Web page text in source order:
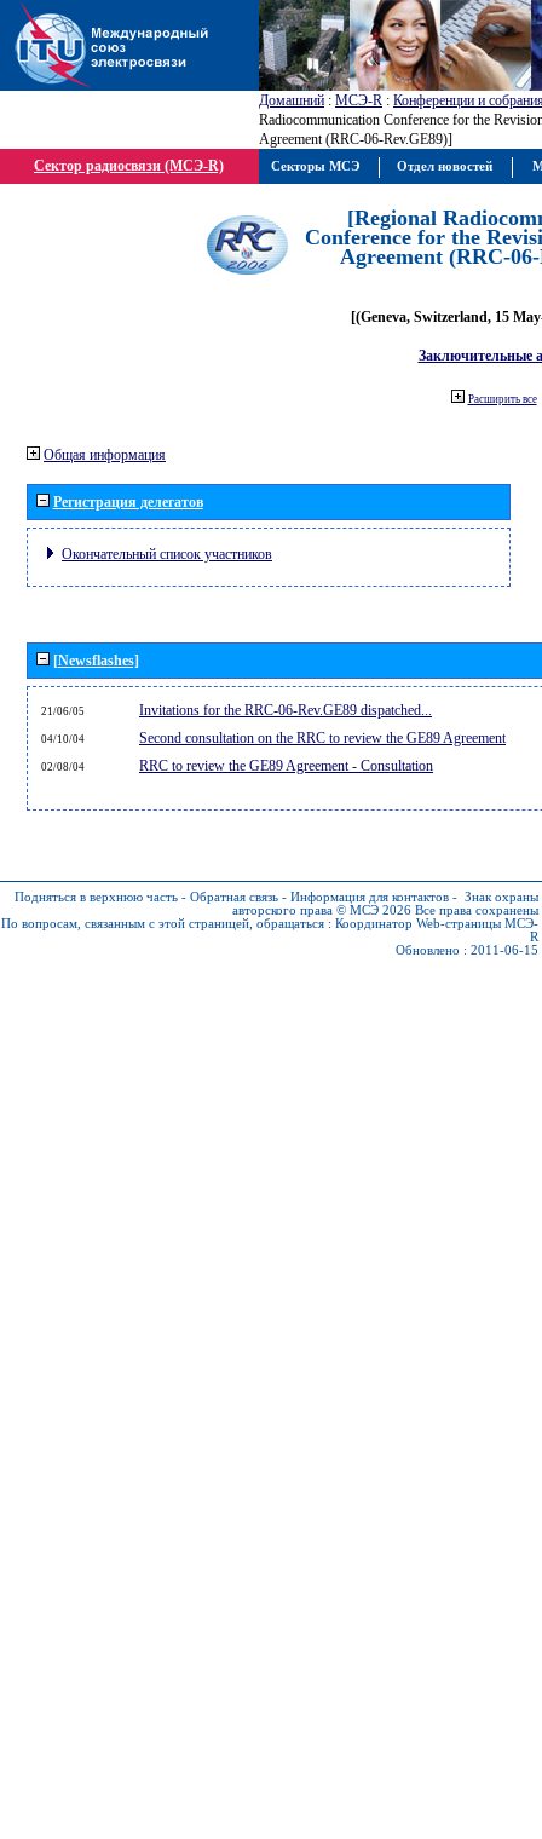
Домашний : МСЭ-R : Конференции и
Radiocommunication Conference for the
Agreement (RRC-06-Rev.GE89)]
Сектор радиосвязи (МСЭ-R)
[Regional
Conference for the
Agreement (RRC-
[(Geneva, Switzerland, 15
Заключительные
Расширить все
Общая информация
Регистрация делегатов
Окончательный список участников
[Newsflashes]
21/06/05 Invitations for the RRC-06-Rev.GE89 dispatched...
04/10/04 Second consultation on the RRC to review the GE89 Agreement
02/08/04 RRC to review the GE89 Agreement - Consultation
Подняться в верхнюю часть - Обратная связь - Информация для контактов - Знак охраны
авторского права © МСЭ 2026 Все права сохранены
По вопросам, связанным с этой страницей, обращаться : Координатор Web-страницы МСЭ-
R
Обновлено : 2011-06-15
Секторы МСЭ Отдел новостей